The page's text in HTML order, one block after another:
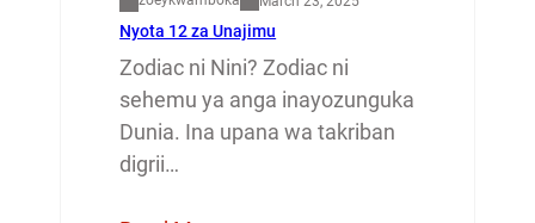
Nyota 12 za Unajimu
Zodiac ni Nini? Zodiac ni
sehemu ya anga inayozunguka
Dunia. Ina upana wa takriban
digrii…